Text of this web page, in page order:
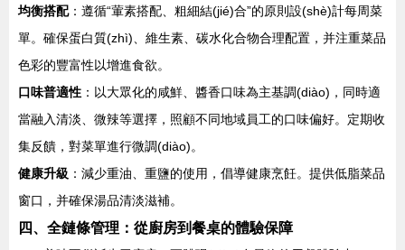
均衡搭配：遵循“葷素搭配、粗細結(jié)合”的原則設(shè)計每周菜
單。確保蛋白質(zhì)、維生素、碳水化合物合理配置，并注重菜品
色彩的豐富性以增進食欲。
口味普適性 ：以大眾化的咸鮮、醬香口味為主基調(diào)，同時適
當融入清淡、微辣等選擇，照顧不同地域員工的口味偏好。定期收
集反饋，對菜單進行微調(diào)。
健康升級 ：減少重油、重鹽的使用，倡導健康烹飪。提供低脂菜品
窗口，并確保湯品清淡滋補。
四、全鏈條管理：從廚房到餐桌的體驗保障